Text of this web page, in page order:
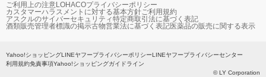
ご利用上の注意LOHACOプライバシーポリシー
カスタマーハラスメントに対する基本方針ご利用規約
アスクルのサイバーセキュリティ特定商取引法に基づく表記
酒類販売管理者標識の掲示古物営業法に基づく表記医薬品の販売に関する表示
Yahoo!ショッピングLINEヤフープライバシーポリシーLINEヤフープライバシーセンター
利用規約免責事項Yahoo!ショッピングガイドライン
© LY Corporation